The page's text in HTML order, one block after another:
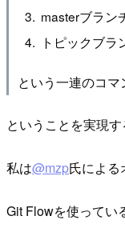
masterブラン
トピックブラ
という一連のコ
ということを実現す
私は@mzp氏による
Git Flowを使ってい